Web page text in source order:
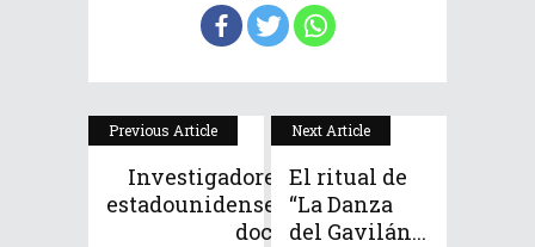
Previous Article
Investigadores
estadounidenses
doc...
Next Article
El ritual de
“La Danza
del Gavilán...